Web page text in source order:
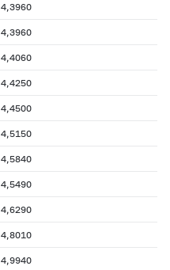
4,3960
4,3960
4,4060
4,4250
4,4500
4,5150
4,5840
4,5490
4,6290
4,8010
4,9940